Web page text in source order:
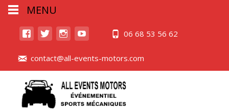
06 68 53 56 62
contact@all-events-motors.com
MENU